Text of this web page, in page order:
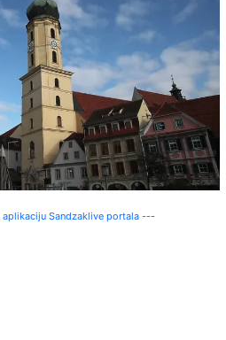
Sandzaklive portala ---